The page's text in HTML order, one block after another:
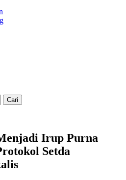
Irup Purna
Setda